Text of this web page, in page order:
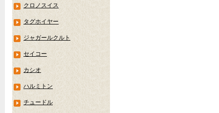
クロノスイス
タグホイヤー
ジャガールクルト
セイコー
カシオ
ハルミトン
チュードル